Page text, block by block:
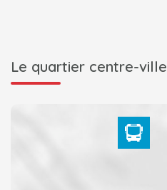
Le quartier centre-ville